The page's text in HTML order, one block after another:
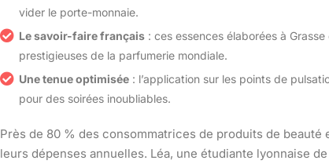
vider le porte-monnaie.
Le savoir-faire français : ces essences élaborées à
prestigieuses de la parfumerie mondiale.
Une tenue optimisée : l’application sur les points de
pour des soirées inoubliables.
Près de 80 % des consommatrices de produits de
leurs dépenses annuelles. Léa, une étudiante lyonnaise